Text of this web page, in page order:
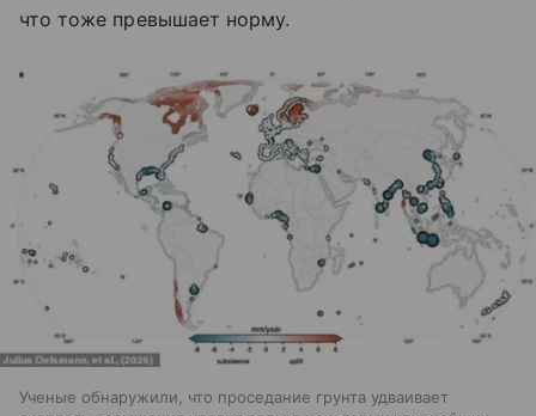
что тоже превышает норму.
Ученые обнаружили, что проседание грунта удваивает